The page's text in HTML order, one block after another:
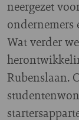
neergezet
ondernemers
Wat verder
Rubenslaan.